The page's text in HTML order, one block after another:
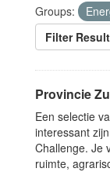
Groups:
Filter
Provincie
Een selectie
interessant
Challenge. Je
ruimte,